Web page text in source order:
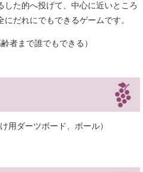
した的へ投げて、中心に近いところ
だれにでもできるゲームです。
者まで誰でもできる）
用ダーツボード、ボール）